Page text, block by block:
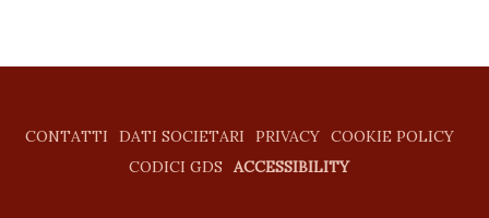
CONTATTI DATI SOCIETARI PRIVACY COOKIE POLICY
CODICI GDS
ACCESSIBILITY